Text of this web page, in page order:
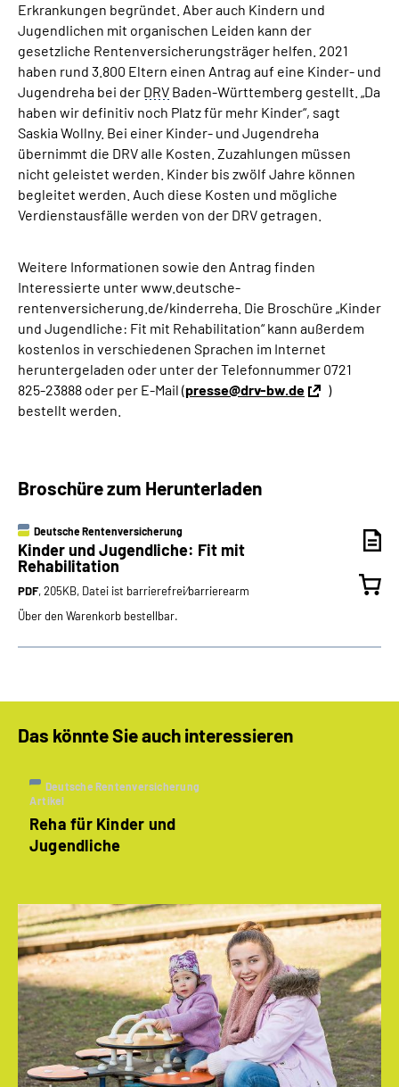
Erkrankungen begründet. Aber auch Kindern und
Jugendlichen mit organischen Leiden kann der
gesetzliche Rentenversicherungsträger helfen. 2021
haben rund 3.800 Eltern einen Antrag auf eine Kinder- und
Jugendreha bei der DRV Baden-Württemberg gestellt. „Da
haben wir definitiv noch Platz für mehr Kinder“, sagt
Saskia Wollny. Bei einer Kinder- und Jugendreha
übernimmt die DRV alle Kosten. Zuzahlungen müssen
nicht geleistet werden. Kinder bis zwölf Jahre können
begleitet werden. Auch diese Kosten und mögliche
Verdienstausfälle werden von der DRV getragen.
Weitere Informationen sowie den Antrag finden
Interessierte unter www.deutsche-
rentenversicherung.de/kinderreha. Die Broschüre „Kinder
und Jugendliche: Fit mit Rehabilitation“ kann außerdem
kostenlos in verschiedenen Sprachen im Internet
heruntergeladen oder unter der Telefonnummer 0721
825-23888 oder per E-Mail (presse@drv-bw.de
)
bestellt werden.
Broschüre zum Herunterladen
Deutsche Rentenversicherung
Kinder und Jugendliche: Fit mit
Rehabilitation
PDF, 205KB, Datei ist barrierefrei⁄barrierearm
Über den Warenkorb bestellbar.
Das könnte Sie auch interessieren
Deutsche Rentenversicherung
Artikel
Reha für Kinder und
Jugendliche